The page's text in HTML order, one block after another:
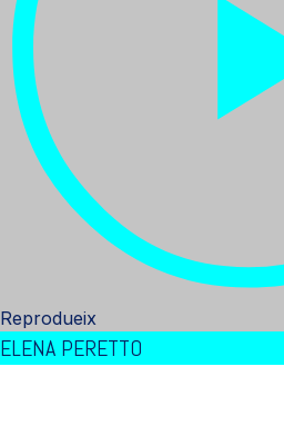
Reprodueix
ELENA PERETTO